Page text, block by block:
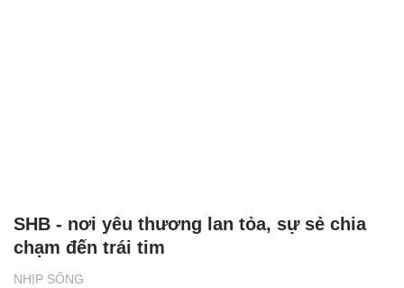
NHỊP SỐNG
SHB - nơi yêu thương lan tỏa, sự sẻ chia
chạm đến trái tim